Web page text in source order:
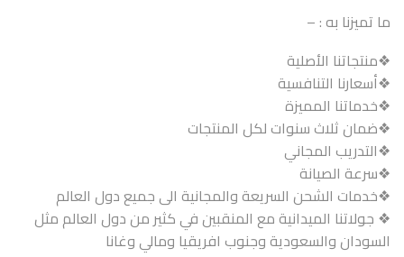
ما تميزنا به : –
❖منتجاتنا الأصلية
❖أسعارنا التنافسية
❖خدماتنا المميزة
❖ضمان ثلاث سنوات لكل المنتجات
❖التدريب المجاني
❖سرعة الصيانة
❖خدمات الشحن السريعة والمجانية الى جميع دول العالم
❖ جولاتنا الميدانية مع المنقبين في كثير من دول العالم مثل
السودان والسعودية وجنوب افريقيا ومالي وغانا